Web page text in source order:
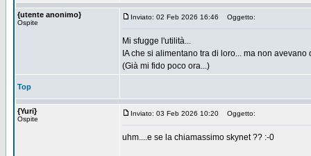
{utente anonimo}
Ospite
Inviato: 02 Feb 2026 16:46 Oggetto:
Mi sfugge l'utilità...
IA che si alimentano tra di loro... ma non
(Già mi fido poco ora...)
Top
{Yuri}
Ospite
Inviato: 03 Feb 2026 10:20 Oggetto:
uhm....e se la chiamassimo skynet ?? :-0